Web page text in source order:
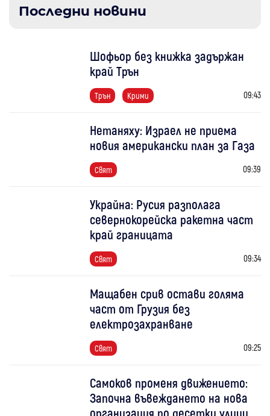
Последни новини
Шофьор без книжка задържан
край Трън
Трън Крими 09:43
Нетаняху: Израел не приема
новия американски план за Газа
Свят 09:39
Украйна: Русия разполага
севернокорейска ракетна част
край границата
Свят 09:34
Мащабен срив остави голяма
част от Грузия без
електрозахранване
Свят 09:25
Самоков променя движението:
Започна въвеждането на нова
организация по десетки улици